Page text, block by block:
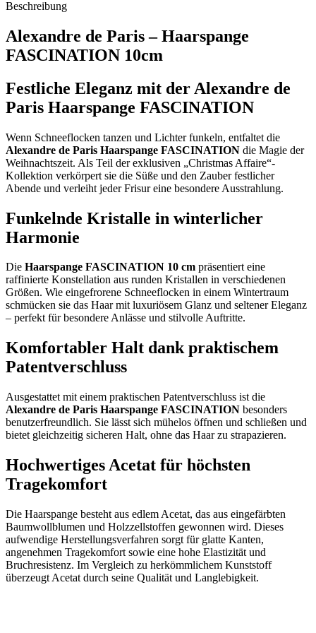
Beschreibung
Alexandre de Paris – Haarspange
FASCINATION 10cm
Festliche Eleganz mit der Alexandre de
Paris Haarspange FASCINATION
Wenn Schneeflocken tanzen und Lichter funkeln, entfaltet die
Alexandre de Paris Haarspange FASCINATION die Magie der
Weihnachtszeit. Als Teil der exklusiven „Christmas Affaire“-
Kollektion verkörpert sie die Süße und den Zauber festlicher
Abende und verleiht jeder Frisur eine besondere Ausstrahlung.
Funkelnde Kristalle in winterlicher
Harmonie
Die Haarspange FASCINATION 10 cm präsentiert eine
raffinierte Konstellation aus runden Kristallen in verschiedenen
Größen. Wie eingefrorene Schneeflocken in einem Wintertraum
schmücken sie das Haar mit luxuriösem Glanz und seltener Eleganz
– perfekt für besondere Anlässe und stilvolle Auftritte.
Komfortabler Halt dank praktischem
Patentverschluss
Ausgestattet mit einem praktischen Patentverschluss ist die
Alexandre de Paris Haarspange FASCINATION besonders
benutzerfreundlich. Sie lässt sich mühelos öffnen und schließen und
bietet gleichzeitig sicheren Halt, ohne das Haar zu strapazieren.
Hochwertiges Acetat für höchsten
Tragekomfort
Die Haarspange besteht aus edlem Acetat, das aus eingefärbten
Baumwollblumen und Holzzellstoffen gewonnen wird. Dieses
aufwendige Herstellungsverfahren sorgt für glatte Kanten,
angenehmen Tragekomfort sowie eine hohe Elastizität und
Bruchresistenz. Im Vergleich zu herkömmlichem Kunststoff
überzeugt Acetat durch seine Qualität und Langlebigkeit.